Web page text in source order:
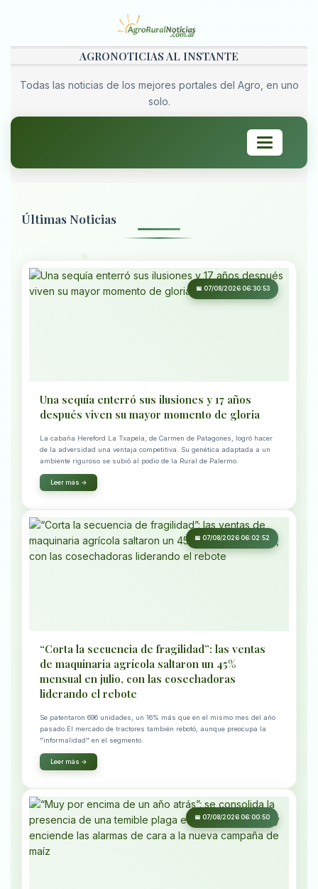
AGRONOTICIAS AL INSTANTE
Todas las noticias de los mejores portales del Agro, en uno
solo.
Toggle
navigation
Últimas Noticias
📅 07/08/2026 06:30:53
Una sequía enterró sus ilusiones y 17 años
después viven su mayor momento de gloria
La cabaña Hereford La Txapela, de Carmen de Patagones, logró hacer
de la adversidad una ventaja competitiva. Su genética adaptada a un
ambiente riguroso se subió al podio de la Rural de Palermo.
Leer más →
📅 07/08/2026 06:02:52
“Corta la secuencia de fragilidad”: las ventas
de maquinaria agrícola saltaron un 45%
mensual en julio, con las cosechadoras
liderando el rebote
Se patentaron 696 unidades, un 16% más que en el mismo mes del año
pasado.El mercado de tractores también rebotó, aunque preocupa la
"informalidad" en el segmento.
Leer más →
📅 07/08/2026 06:00:50